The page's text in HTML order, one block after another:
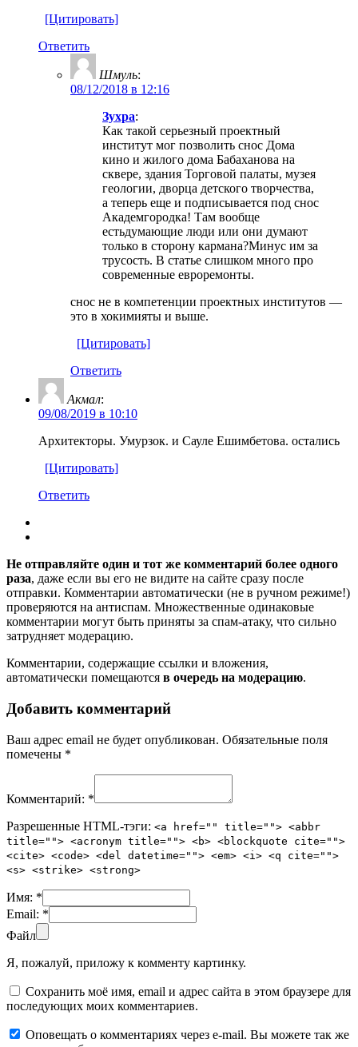
[Цитировать]
Ответить
Шмуль:
08/12/2018 в 12:16
Зухра:
Как такой серьезный проектный
институт мог позволить снос Дома
кино и жилого дома Бабаханова на
сквере, здания Торговой палаты, музея
геологии, дворца детского творчества,
а теперь еще и подписывается под снос
Академгородка! Там вообще
естьдумающие люди или они думают
только в сторону кармана?Минус им за
трусость. В статье слишком много про
современные евроремонты.
снос не в компетенции проектных институтов —
это в хокимияты и выше.
[Цитировать]
Ответить
Акмал:
09/08/2019 в 10:10
Архитекторы. Умурзок. и Сауле Ешимбетова. остались
[Цитировать]
Ответить
Не отправляйте один и тот же комментарий более одного
раза, даже если вы его не видите на сайте сразу после
отправки. Комментарии автоматически (не в ручном режиме!)
проверяются на антиспам. Множественные одинаковые
комментарии могут быть приняты за спам-атаку, что сильно
затрудняет модерацию.
Комментарии, содержащие ссылки и вложения,
автоматически помещаются в очередь на модерацию.
Добавить комментарий
Ваш адрес email не будет опубликован. Обязательные поля
помечены *
Комментарий: *
Разрешенные HTML-тэги: <a href="" title=""> <abbr
title=""> <acronym title=""> <b> <blockquote cite="">
<cite> <code> <del datetime=""> <em> <i> <q cite="">
<s> <strike> <strong>
Имя: *
Email: *
Файл
Я, пожалуй, приложу к комменту картинку.
Сохранить моё имя, email и адрес сайта в этом браузере для
последующих моих комментариев.
Оповещать о комментариях через e-mail. Вы можете так же